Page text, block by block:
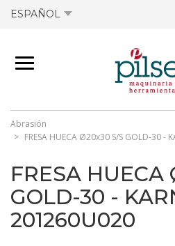
ESPAÑOL
PRODUCTOS
TIENDA
OFERTAS
CATÁLOGOS
Abrasión
FRESA HUECA Ø20x30 S/S GOLD-30 -
FRESA HUECA
GOLD-30 -
201260U020